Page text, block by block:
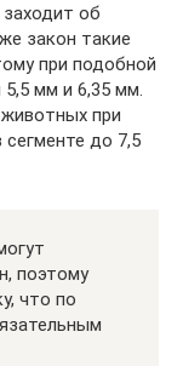
об
закон такие
при подобной
мм и 6,35 мм.
при
до 7,5
поэтому
что по